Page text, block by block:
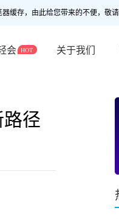
缓存，由此给您带来的不便，敬请
会 关于我们
径